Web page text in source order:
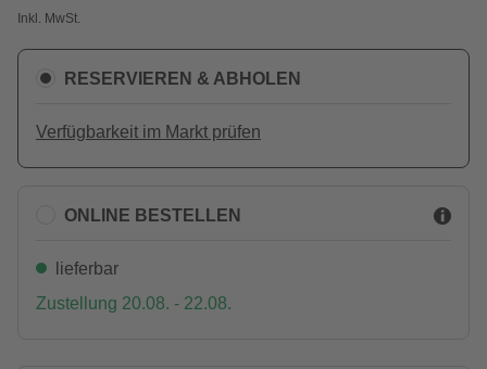
Inkl. MwSt.
RESERVIEREN & ABHOLEN
Verfügbarkeit im Markt prüfen
ONLINE BESTELLEN
lieferbar
Zustellung 20.08. - 22.08.